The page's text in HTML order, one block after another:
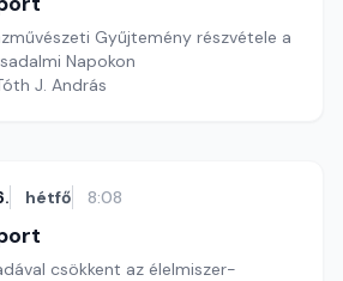
Gyűjtemény részvétele a
Napokon
J. András
hétfő 8:08
csökkent az élelmiszer-